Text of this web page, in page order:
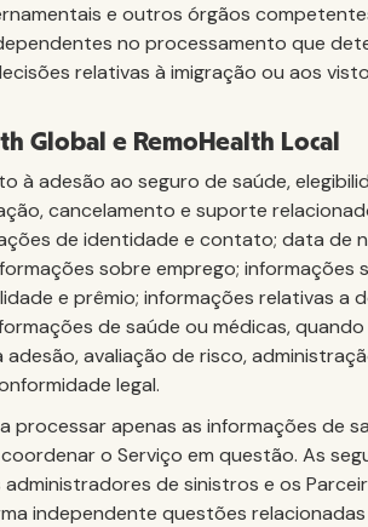
e outros órgãos
no processamento que
relativas à imigração ou aos
Global e RemoHealth Local
à adesão ao seguro de saúde,
cancelamento e suporte
de identidade e contato; data de
sobre emprego; informações
e prêmio; informações relativas a
de saúde ou médicas,
adesão, avaliação de risco,
legal.
processar apenas as informações de
o Serviço em questão. As
de sinistros e os
independente questões relacionadas